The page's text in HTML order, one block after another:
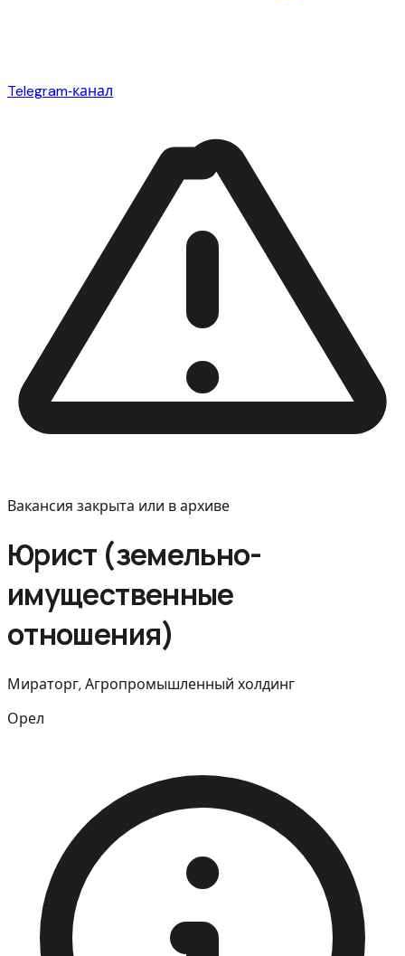
Telegram‑канал
Вакансия закрыта или в архиве
Юрист (земельно-
имущественные
отношения)
Мираторг, Агропромышленный холдинг
Орел